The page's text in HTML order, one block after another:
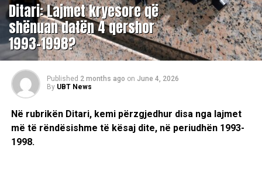
Ditari: Lajmet kryesore që
shënuan datën 4 qershor
1993-1998?
Published 2 months ago on June 4, 2026
By UBT News
Në rubrikën Ditari, kemi përzgjedhur disa nga lajmet
më të rëndësishme të kësaj dite, në periudhën 1993-
1998.